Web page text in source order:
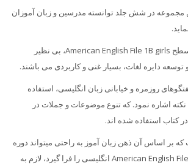
مجموعه در شش جلد توانسته مدرسین و زبان آموزان
مجموعه دوره حضوری سطح American English File 1B girls، بی نظیر
توسعه دایره لغات، بسیار غنی و کاربردی می باشند.
روزمره و خیابانی زبان انگلیسی، استفاده
نکته اشاره نمود. که تنوع موضوعات و جملات در
کتاب استفاده شده اند.
بر اساس آن ذهن زبان آموز به راحتی میتواند دوره
حضوری سطح American English File 1B girls انگلیسی را فرا گیرد، لازم به